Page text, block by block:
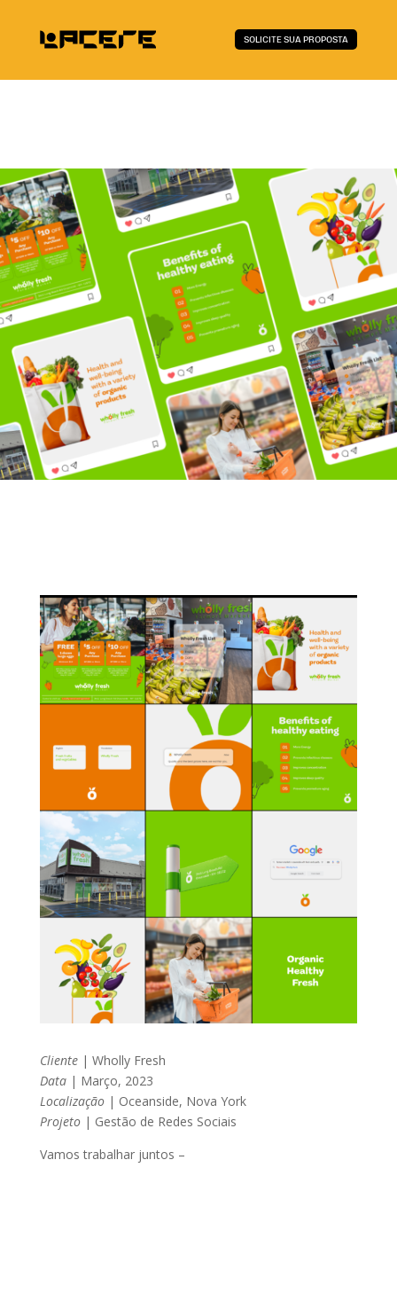
SOLICITE SUA PROPOSTA
Cliente| Wholly Fresh
Data| Março, 2023
Localização| Oceanside, Nova York
Projeto | Gestão de Redes Sociais
Vamos trabalhar juntos –